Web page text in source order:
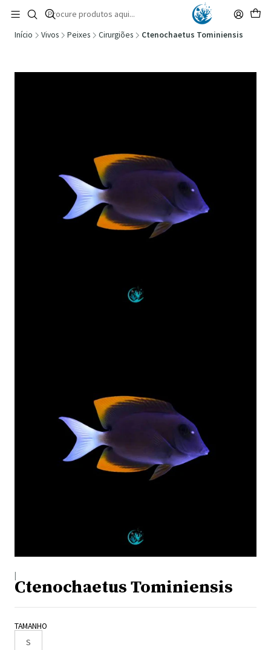
🚚 Portugal Continental: Portes Grátis desde 149,90€ (Envio extresso: 14,90€)
Ler mais
Início Vivos Peixes Cirurgiões Ctenochaetus Tominiensis
|
Ctenochaetus Tominiensis
TAMANHO
S